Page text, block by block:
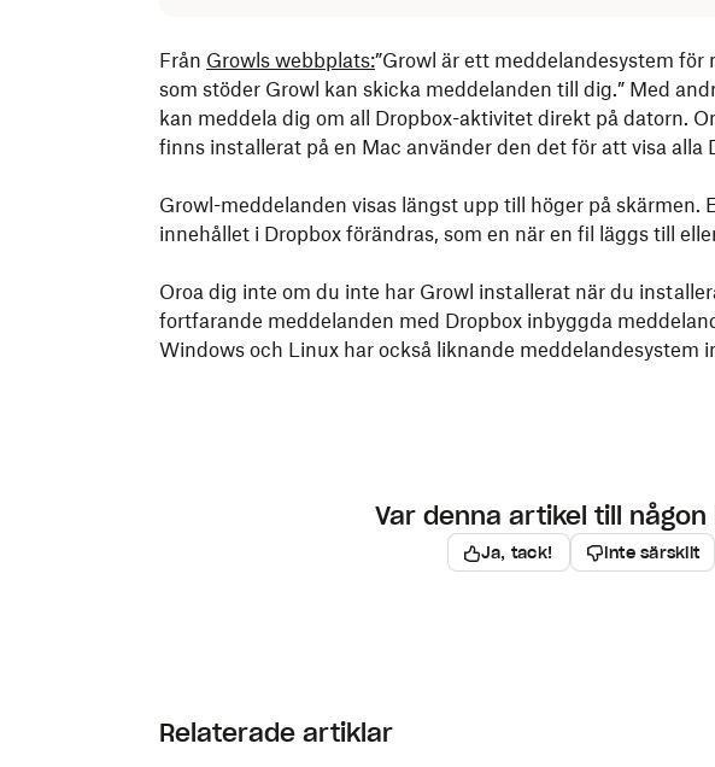
Lägga till filer från datorn:
Öppna Finder (Mac) eller Filutforskaren (Windows).
Dropbox-mappen
Kopiera och klistra in ellerdra och släppfiler i Dropbox-
bockmarkeringar över filikonerna har de laddats upp till
Lägga till filer från din mobil eller surfplatta:
Öppna Dropbox-appen på mobilen eller surfplattan.
Tryck påSkapa eller ladda upp en fil.
Från Growls webbplats:”Growl är ett meddelandesystem för
som stöder Growl kan skicka meddelanden till dig.” Med
kan meddela dig om all Dropbox-aktivitet direkt på datorn.
finns installerat på en Mac använder den det för att visa alla
Growl-meddelanden visas längst upp till höger på skärmen.
innehållet i Dropbox förändras, som en när en fil läggs till
Oroa dig inte om du inte har Growl installerat när du
fortfarande meddelanden med Dropbox inbyggda
Windows och Linux har också liknande meddelandesystem
Var denna artikel till någon
Ja, tack! Inte särskilt
Relaterade artiklar